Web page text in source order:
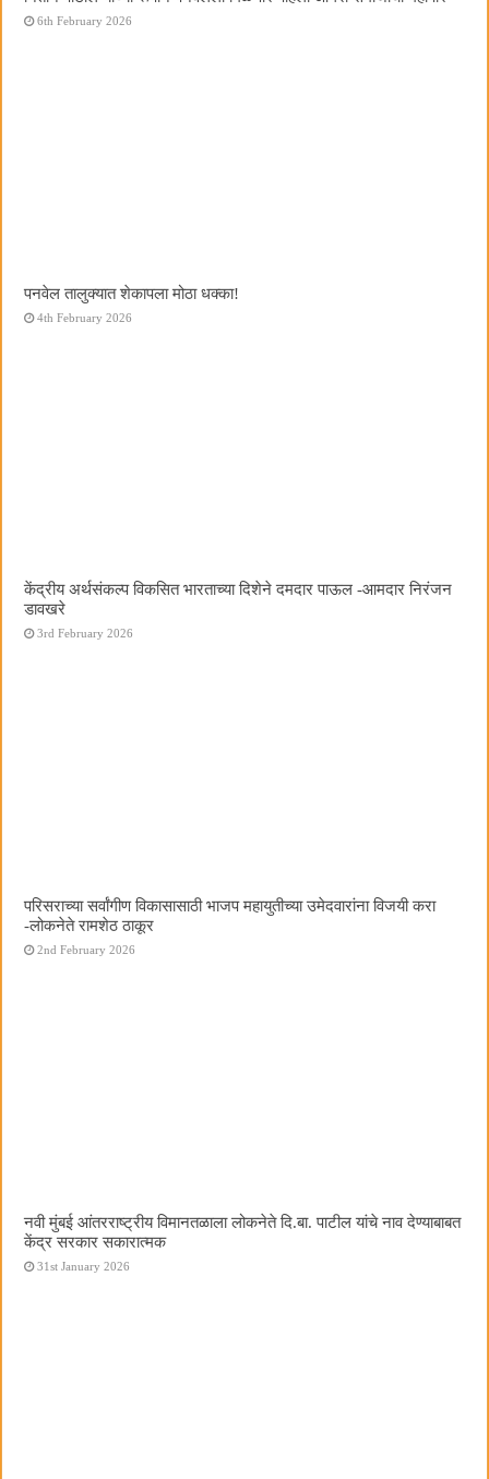
6th February 2026
पनवेल तालुक्यात शेकापला मोठा धक्का!
4th February 2026
केंद्रीय अर्थसंकल्प विकसित भारताच्या दिशेने दमदार पाऊल -आमदार निरंजन
डावखरे
3rd February 2026
परिसराच्या सर्वांगीण विकासासाठी भाजप महायुतीच्या उमेदवारांना विजयी करा
-लोकनेते रामशेठ ठाकूर
2nd February 2026
नवी मुंबई आंतरराष्ट्रीय विमानतळाला लोकनेते दि.बा. पाटील यांचे नाव देण्याबाबत
केंद्र सरकार सकारात्मक
31st January 2026